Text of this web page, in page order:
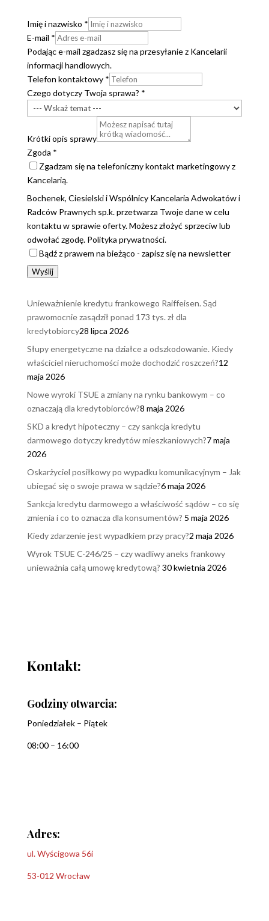
Imię i nazwisko *
E-mail *
Podając e-mail zgadzasz się na przesyłanie z Kancelarii
informacji handlowych.
Telefon kontaktowy *
Czego dotyczy Twoja sprawa? *
Krótki opis sprawy
Zgoda *
Zgadzam się na telefoniczny kontakt marketingowy z
Kancelarią.
Bochenek, Ciesielski i Wspólnicy Kancelaria Adwokatów i
Radców Prawnych sp.k. przetwarza Twoje dane w celu
kontaktu w sprawie oferty. Możesz złożyć sprzeciw lub
odwołać zgodę. Polityka prywatności.
Bądź z prawem na bieżąco - zapisz się na newsletter
Wyślij
Unieważnienie kredytu frankowego Raiffeisen. Sąd
prawomocnie zasądził ponad 173 tys. zł dla
kredytobiorcy28 lipca 2026
Słupy energetyczne na działce a odszkodowanie. Kiedy
właściciel nieruchomości może dochodzić roszczeń?12
maja 2026
Nowe wyroki TSUE a zmiany na rynku bankowym – co
oznaczają dla kredytobiorców?8 maja 2026
SKD a kredyt hipoteczny – czy sankcja kredytu
darmowego dotyczy kredytów mieszkaniowych?7 maja
2026
Oskarżyciel posiłkowy po wypadku komunikacyjnym – Jak
ubiegać się o swoje prawa w sądzie?6 maja 2026
Sankcja kredytu darmowego a właściwość sądów – co się
zmienia i co to oznacza dla konsumentów? 5 maja 2026
Kiedy zdarzenie jest wypadkiem przy pracy?2 maja 2026
Wyrok TSUE C-246/25 – czy wadliwy aneks frankowy
unieważnia całą umowę kredytową? 30 kwietnia 2026
Kontakt:
Godziny otwarcia:
Poniedziałek – Piątek
08:00 – 16:00
Adres:
ul. Wyścigowa 56i
53-012 Wrocław